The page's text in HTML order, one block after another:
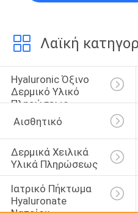
Λαϊκή
Hyaluronic Όξινο
Δερμικό Υλικό
Πληρώσεως
Αισθητικό
Δερμικά Χειλικά
Υλικά Πληρώσεως
Ιατρικό Πήκτωμα
Hyaluronate